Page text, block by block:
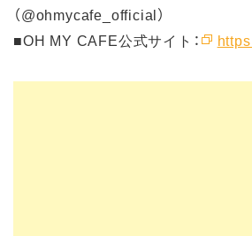
（@ohmycafe_official）
■OH MY CAFE公式サイト：